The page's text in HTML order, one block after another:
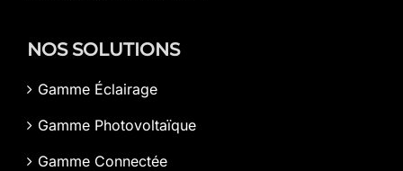
NOS SOLUTIONS
Gamme Éclairage
Gamme Photovoltaïque
Gamme Connectée